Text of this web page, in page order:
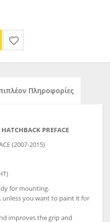
Πληροφορίες
PREFACE
(2007-2015)
for mounting.
unless you want to paint it for
improves the grip and